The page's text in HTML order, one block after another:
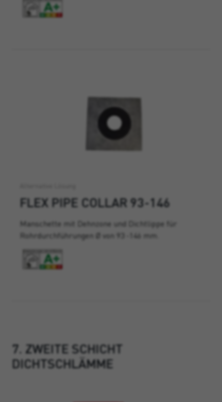
FLEX PIPE COLLAR 93-146
Manschette mit Dehnzone und Dichtlippe für
Rohrdurchführungen Ø von 93 -146 mm.
7. ZWEITE SCHICHT
DICHTSCHLÄMME